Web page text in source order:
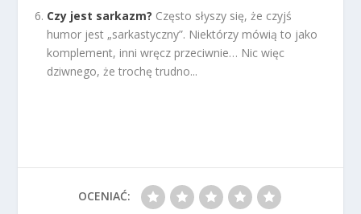
Czy jest sarkazm? Często słyszy się, że czyjś
humor jest „sarkastyczny”. Niektórzy mówią to jako
komplement, inni wręcz przeciwnie… Nic więc
dziwnego, że trochę trudno...
OCENIAĆ: